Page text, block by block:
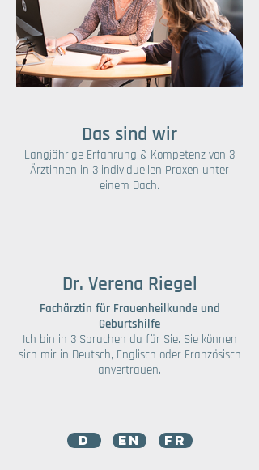
Das sind wir
​​Langjährige Erfahrung & Kompetenz von 3
Ärztinnen in 3 individuellen Praxen unter
einem Dach.
Dr. Verena Riegel
Fachärztin für Frauenheilkunde und
Geburtshilfe
Ich bin in 3 Sprachen da für Sie. Sie können
sich mir in Deutsch, Englisch oder Französisch
anvertrauen.
D EN FR